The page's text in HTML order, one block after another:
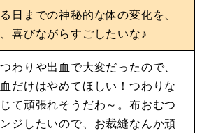
日までの神秘的な体の変化を、
喜びながらすごしたいな♪
わりや出血で大変だったので、
だけはやめてほしい！つわりな
て頑張れそうだわ～。布おむつ
ジしたいので、お裁縫なんか頑